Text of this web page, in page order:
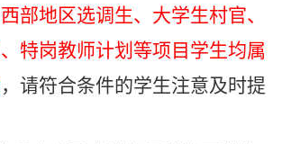
部地区选调生、大学生村官、
特岗教师计划等项目学生均属
，请符合条件的学生注意及时提